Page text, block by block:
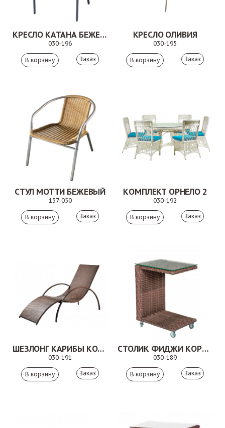
КРЕСЛО КАТАНА БЕЖЕВОЕ
030-196
Заказ
КРЕСЛО ОЛИВИЯ
030-195
Заказ
СТУЛ МОТТИ БЕЖЕВЫЙ
137-050
Заказ
КОМПЛЕКТ ОРНЕЛО 2
030-192
Заказ
ШЕЗЛОНГ КАРИБЫ КОРИЧНЕВЫЙ
030-191
Заказ
СТОЛИК ФИДЖИ КОРИЧНЕВЫЙ
030-189
Заказ